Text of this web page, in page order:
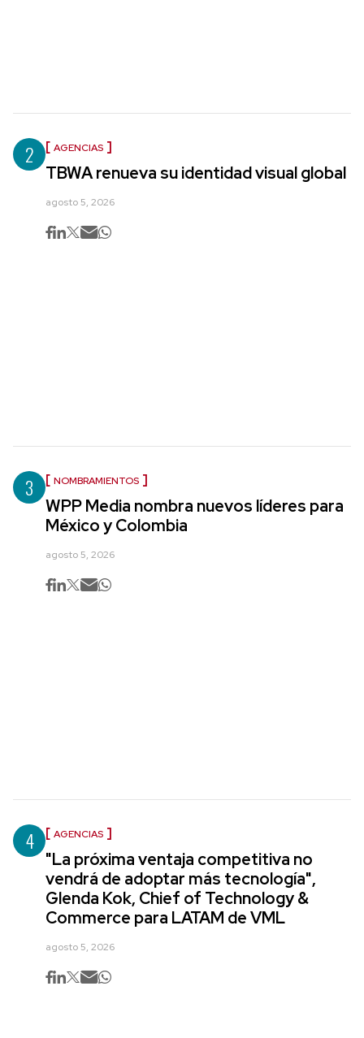
2 AGENCIAS
TBWA renueva su identidad visual global
agosto 5, 2026
3 NOMBRAMIENTOS
WPP Media nombra nuevos líderes para
México y Colombia
agosto 5, 2026
4 AGENCIAS
"La próxima ventaja competitiva no
vendrá de adoptar más tecnología",
Glenda Kok, Chief of Technology &
Commerce para LATAM de VML
agosto 5, 2026